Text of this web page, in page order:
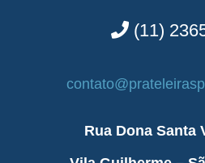
(11)
Rua Dona Santa